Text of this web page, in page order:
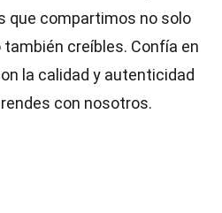
que compartimos no solo
creíbles. Confía en
la calidad y autenticidad
con nosotros.